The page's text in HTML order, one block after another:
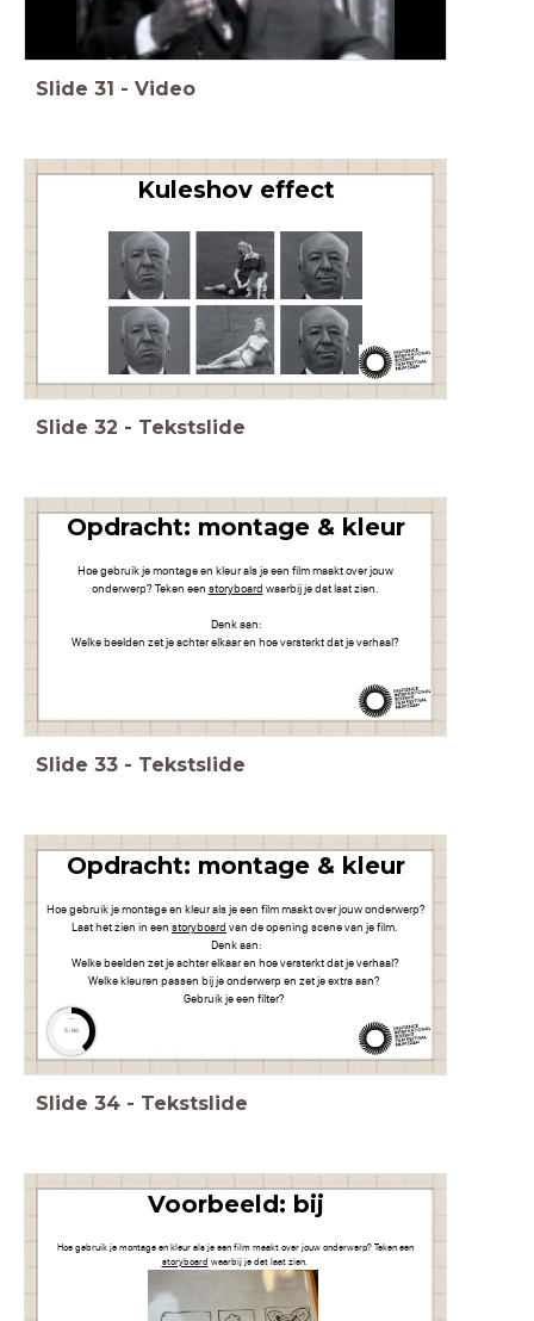
Slide 31 - Video
Kuleshov effect
Slide 32 - Tekstslide
Opdracht: montage & kleur
Hoe gebruik je montage en kleur als je een film maakt over jouw
onderwerp? Teken een storyboard waarbij je dat laat zien.
Denk aan:
Welke beelden zet je achter elkaar en hoe versterkt dat je verhaal?
Slide 33 - Tekstslide
Opdracht: montage & kleur
Hoe gebruik je montage en kleur als je een film maakt over jouw onderwerp?
Laat het zien in een storyboard van de opening scene van je film.
Denk aan:
Welke beelden zet je achter elkaar en hoe versterkt dat je verhaal?
Welke kleuren passen bij je onderwerp en zet je extra aan?
Gebruik je een filter?
timer
5:00
Slide 34 - Tekstslide
Voorbeeld: bij
Hoe gebruik je montage en kleur als je een film maakt over jouw onderwerp? Teken een
storyboard waarbij je dat laat zien.